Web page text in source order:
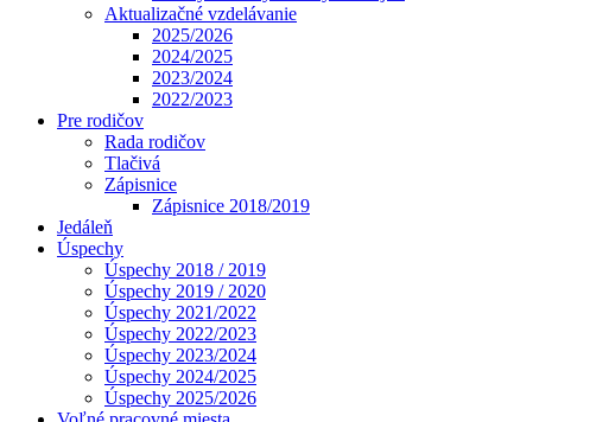
Aktualizačné vzdelávanie
2025/2026
2024/2025
2023/2024
2022/2023
Pre rodičov
Rada rodičov
Tlačivá
Zápisnice
Zápisnice 2018/2019
Jedáleň
Úspechy
Úspechy 2018 / 2019
Úspechy 2019 / 2020
Úspechy 2021/2022
Úspechy 2022/2023
Úspechy 2023/2024
Úspechy 2024/2025
Úspechy 2025/2026